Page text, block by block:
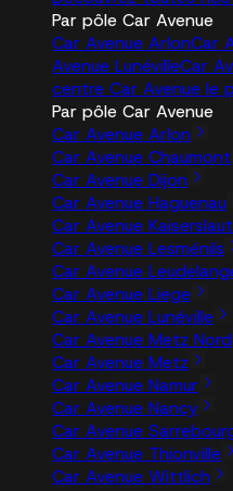
Par pôle Car Avenue
Car Avenue ArlonCar
Avenue LunévilleCar
centre Car Avenue le
Par pôle Car Avenue
Car Avenue Arlon
Car Avenue Chaumont
Car Avenue Dijon
Car Avenue Haguenau
Car Avenue
Car Avenue Lesménils
Car Avenue
Car Avenue Liege
Car Avenue Lunéville
Car Avenue Metz Nord
Car Avenue Metz
Car Avenue Namur
Car Avenue Nancy
Car Avenue
Car Avenue Thionville
Car Avenue Wittlich